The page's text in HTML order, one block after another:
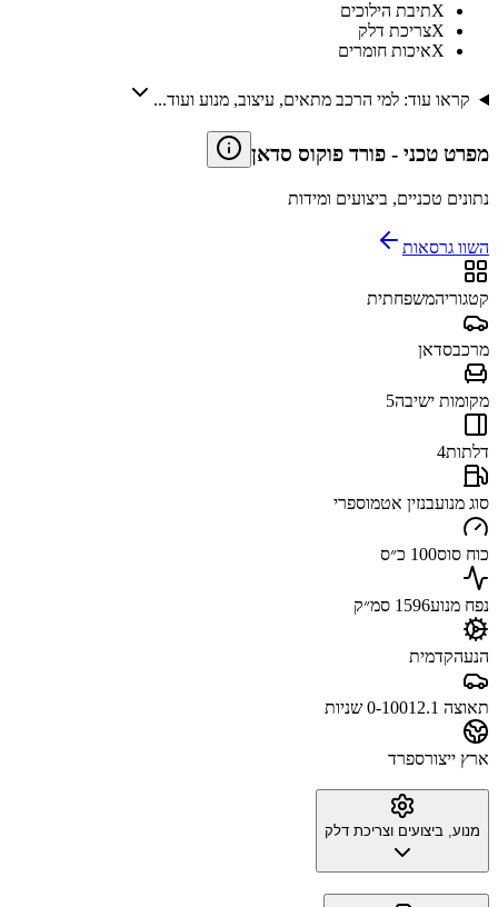
Xתיבת הילוכים
Xצריכת דלק
Xאיכות חומרים
קראו עוד: למי הרכב מתאים, עיצוב, מנוע ועוד...
מפרט טכני - פורד פוקוס סדאן
נתונים טכניים, ביצועים ומידות
השוו גרסאות
קטגוריהמשפחתית
מרכבסדאן
מקומות ישיבה5
דלתות4
סוג מנועבנזין אטמוספרי
כוח סוס100 כ״ס
נפח מנוע1596 סמ״ק
הנעהקדמית
תאוצה 0-100 12.1 שניות
ארץ ייצורספרד
מנוע, ביצועים וצריכת דלק